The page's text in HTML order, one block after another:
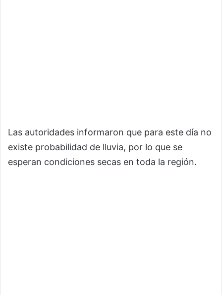
Las autoridades informaron que para este día no
existe probabilidad de lluvia, por lo que se
esperan condiciones secas en toda la región.